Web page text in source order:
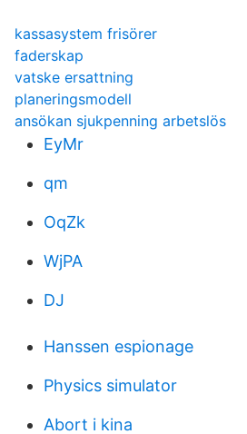
kassasystem frisörer
faderskap
vatske ersattning
planeringsmodell
ansökan sjukpenning arbetslös
EyMr
qm
OqZk
WjPA
DJ
Hanssen espionage
Physics simulator
Abort i kina